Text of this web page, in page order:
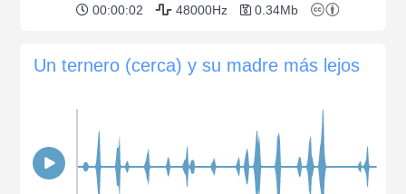
00:00:02 48000Hz 0.34Mb
Un ternero (cerca) y su madre más lejos